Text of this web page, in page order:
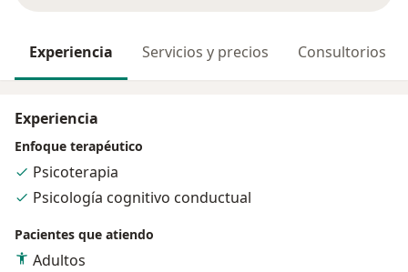
Experiencia Servicios y precios Consultorios
Experiencia
Enfoque terapéutico
Psicoterapia
Psicología cognitivo conductual
Pacientes que atiendo
Adultos